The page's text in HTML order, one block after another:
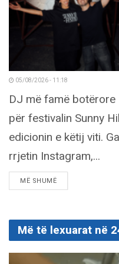
05/08/2026 - 11:18
DJ më famë
për festivalin Sunny
edicionin e këtij viti.
rrjetin Instagram,...
MË SHUMËDETAILS
Më të lexuarat në